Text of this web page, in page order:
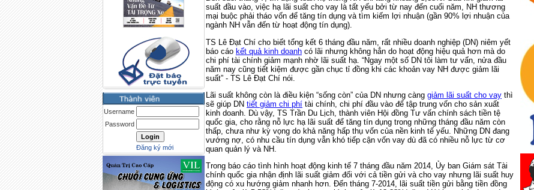
Username
Password
Đăng ký mới
suất đầu vào, việc hạ lãi suất cho vay là tất yếu bởi từ nay đến cuối năm, NH thương
mại buộc phải tháo vốn để tăng tín dụng và tìm kiếm lợi nhuận (gần 90% lợi nhuận của
ngành NH vẫn đến từ hoạt động tín dụng).
TS Lê Đạt Chí cho biết tổng kết 6 tháng đầu năm, rất nhiều doanh nghiệp (DN) niêm yết
báo cáo kết quả kinh doanh có lãi nhưng không hẳn do hoạt động hiệu quả hơn mà do
chi phí tài chính giảm mạnh nhờ lãi suất hạ. “Ngay một số DN tôi làm tư vấn, nửa đầu
năm nay cũng tiết kiệm được gần chục tỉ đồng khi các khoản vay NH được giảm lãi
suất” - TS Lê Đạt Chí nói.
Lãi suất không còn là điều kiện “sống còn” của DN nhưng càng giảm lãi suất cho vay thì
sẽ giúp DN tiết giảm chi phí tài chính, chi phí đầu vào để tập trung vốn cho sản xuất
kinh doanh. Dù vậy, TS Trần Du Lịch, thành viên Hội đồng Tư vấn chính sách tiền tệ
quốc gia, cho rằng nỗ lực hạ lãi suất để tăng tín dụng trong những tháng đầu năm còn
thấp, chưa như kỳ vọng do khả năng hấp thụ vốn của nền kinh tế yếu. Những DN đang
vướng nợ, có nhu cầu tín dụng vẫn khó tiếp cận vốn vay dù đã có nhiều nỗ lực từ cơ
quan quản lý và NH.
Trong báo cáo tình hình hoạt động kinh tế 7 tháng đầu năm 2014, Ủy ban Giám sát Tài
chính quốc gia nhận định lãi suất giảm đối với cả tiền gửi và cho vay nhưng lãi suất huy
động có xu hướng giảm nhanh hơn. Đến tháng 7-2014, lãi suất tiền gửi bằng tiền đồng